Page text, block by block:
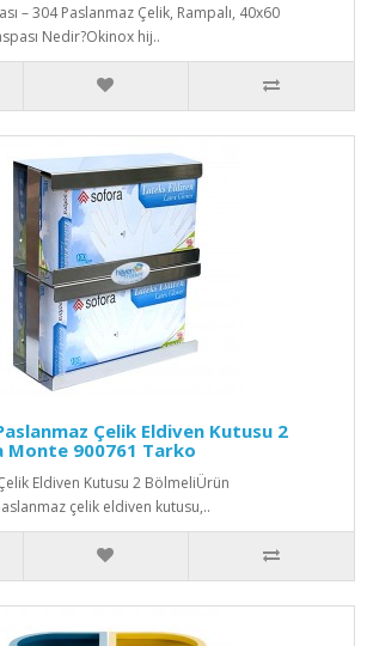
– 304 Paslanmaz Çelik, Rampalı, 40x60
Nedir?Okinox hij..
Çelik Eldiven Kutusu 2
Monte 900761 Tarko
Eldiven Kutusu 2 BölmeliÜrün
çelik eldiven kutusu,..